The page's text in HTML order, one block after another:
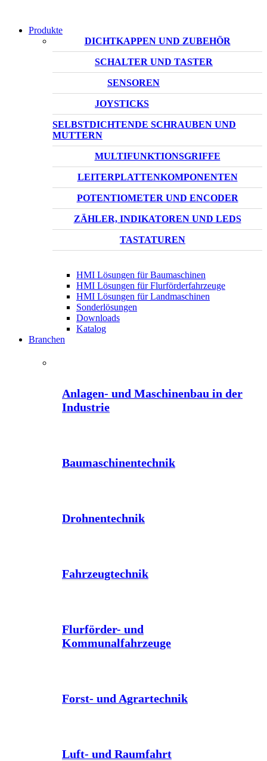
Produkte
DICHTKAPPEN UND ZUBEHÖR
SCHALTER UND TASTER
SENSOREN
JOYSTICKS
SELBSTDICHTENDE SCHRAUBEN UND
MUTTERN
MULTIFUNKTIONSGRIFFE
LEITERPLATTENKOMPONENTEN
POTENTIOMETER UND ENCODER
ZÄHLER, INDIKATOREN UND LEDS
TASTATUREN
HMI Lösungen für Baumaschinen
HMI Lösungen für Flurförderfahrzeuge
HMI Lösungen für Landmaschinen
Sonderlösungen
Downloads
Katalog
Branchen
Anlagen- und Maschinenbau in der
Industrie
Baumaschinentechnik
Drohnentechnik
Fahrzeugtechnik
Flurförder- und
Kommunalfahrzeuge
Forst- und Agrartechnik
Luft- und Raumfahrt